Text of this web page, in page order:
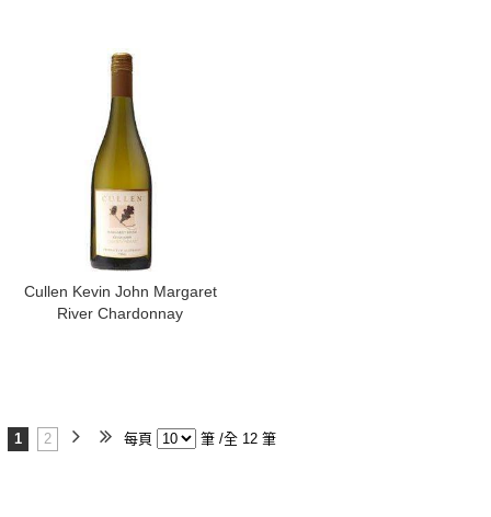
​Cullen Kevin John Margaret
River Chardonnay
1 2 每頁 筆 /全 12 筆